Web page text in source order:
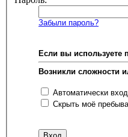
Забыли пароль?
Если вы используете
Возникли сложности
Автоматически
Скрыть моё